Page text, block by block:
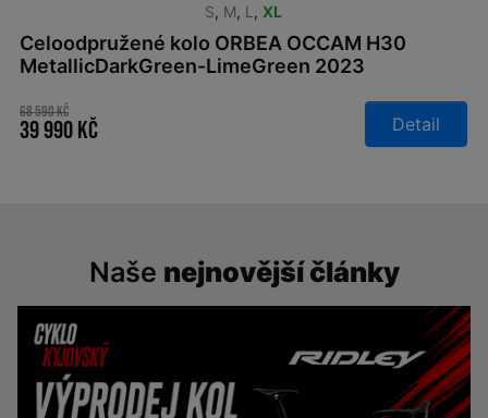
S, M, L , XL
Celoodpružené kolo ORBEA OCCAM H30
MetallicDarkGreen-LimeGreen 2023
68 590 Kč
39 990 Kč Detail
Naše nejnovější články